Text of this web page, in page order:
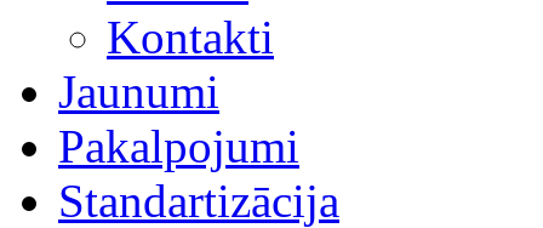
Kontakti
Jaunumi
Pakalpojumi
Standartizācija